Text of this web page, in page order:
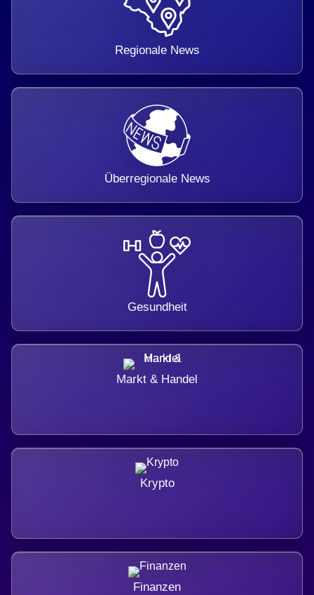
Regionale News
Überregionale News
Gesundheit
Markt & Handel
Krypto
Finanzen